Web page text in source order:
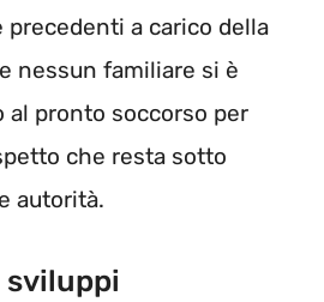
a carico della
nessun familiare si è
al pronto soccorso per
che resta sotto
autorità.
sviluppi